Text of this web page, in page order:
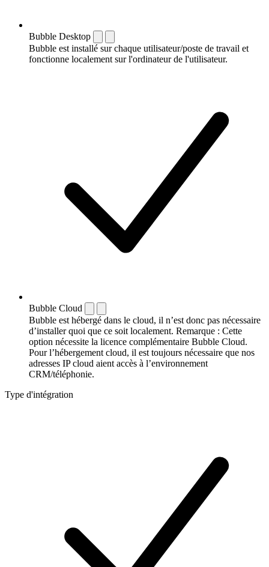
Bubble Desktop
Bubble est installé sur chaque utilisateur/poste de travail et
fonctionne localement sur l'ordinateur de l'utilisateur.
Bubble Cloud
Bubble est hébergé dans le cloud, il n’est donc pas nécessaire
d’installer quoi que ce soit localement. Remarque : Cette
option nécessite la licence complémentaire Bubble Cloud.
Pour l’hébergement cloud, il est toujours nécessaire que nos
adresses IP cloud aient accès à l’environnement
CRM/téléphonie.
Type d'intégration